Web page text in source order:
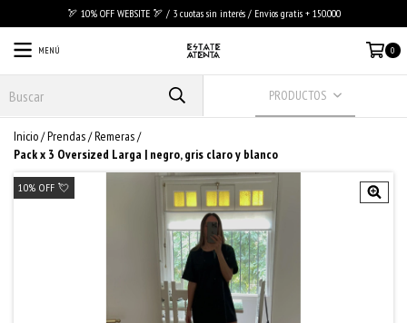
🏹 10% OFF WEBSITE 🏹 / 3 cuotas sin interés / Envios gratis + 150.000
MENÚ 0
PRODUCTOS
Inicio/Prendas/Remeras/
Pack x 3 Oversized Larga | negro, gris claro y blanco
10% OFF 💘